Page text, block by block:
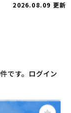
2026.08.09 更新
です。ログイン